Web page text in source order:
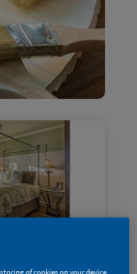
of cookies on your device